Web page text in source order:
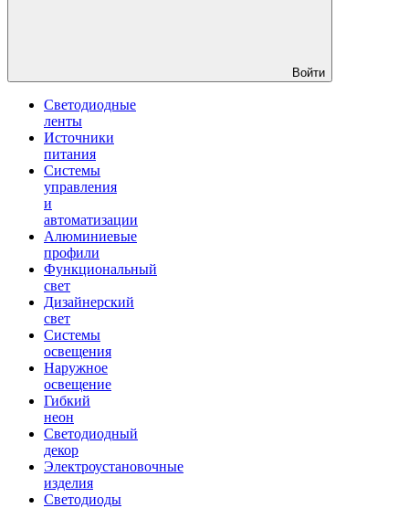
Войти
Светодиодные
ленты
Источники
питания
Системы
управления
и
автоматизации
Алюминиевые
профили
Функциональный
свет
Дизайнерский
свет
Системы
освещения
Наружное
освещение
Гибкий
неон
Светодиодный
декор
Электроустановочные
изделия
Светодиоды